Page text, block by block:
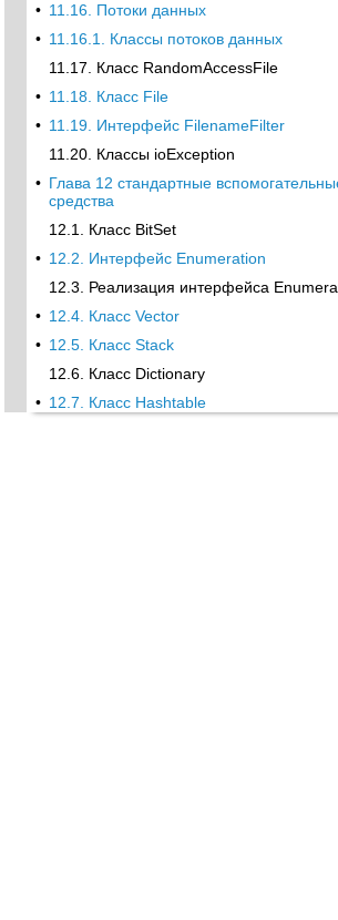
• 11.16. Потоки данных
• 11.16.1. Классы потоков данных
11.17. Класс RandomAccessFile
• 11.18. Класс File
• 11.19. Интерфейс FilenameFilter
11.20. Классы ioException
• Глава 12 стандартные
средства
12.1. Класс BitSet
• 12.2. Интерфейс Enumeration
12.3. Реализация интерфейса
• 12.4. Класс Vector
• 12.5. Класс Stack
12.6. Класс Dictionary
• 12.7. Класс Hashtable